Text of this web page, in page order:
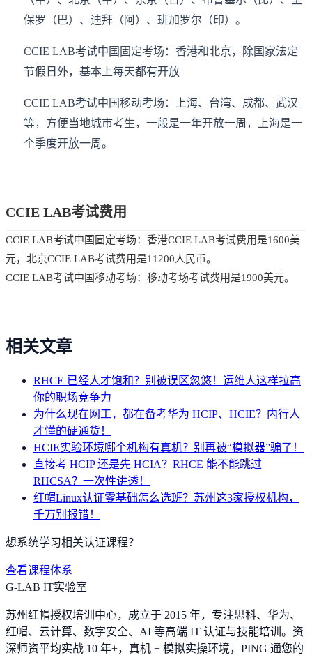
保罗（巴）、迪拜（阿）、班加罗尔（印）。
CCIE LAB考试中国固定考场：香港和北京，除国家法定
节假日外，基本上每天都有开放
CCIE LAB考试中国移动考场：上海、台湾、成都、武汉
等，方便当地城市考生，一般是一年开放一周，上海是一
个季度开放一周。
CCIE LAB考试费用
CCIE LAB考试中国固定考场：香港CCIE LAB考试费用是1600美
元，北京CCIE LAB考试费用是11200人民币。
CCIE LAB考试中国移动考场：移动考场考试费用是1900美元。
相关文章
RHCE 已经人才饱和？别被误区忽悠！运维人这样拉高
你的职场竞争力
为什么现在网工，都在备考华为 HCIP、HCIE？内行人
才懂的硬通货！
HCIE实验环境哪个机构有真机？别再被“模拟器”骗了！
直接考 HCIP 还是先 HCIA？RHCE 能不能跳过
RHCSA？一次性讲透！
红帽Linux认证零基础怎么选班？苏州这3家授权机构，
千万别报错！
想系统学习相关认证课程？
查看课程体系
G-LAB IT实验室
苏州红帽授权培训中心，成立于 2015 年，专注思科、华为、
红帽、云计算、数字安全、AI 等高端 IT 认证与技能培训。资
深师资平均实战 10 年+，真机 + 模拟实操环境， PING 通您的